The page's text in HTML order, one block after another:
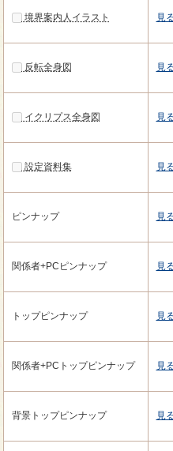
境界案内人イラスト 見
反転全身図 見
イクリプス全身図 見
設定資料集 見
ピンナップ 見
関係者+PCピンナップ 見
トップピンナップ 見
関係者+PCトップピンナップ 見
背景トップピンナップ 見